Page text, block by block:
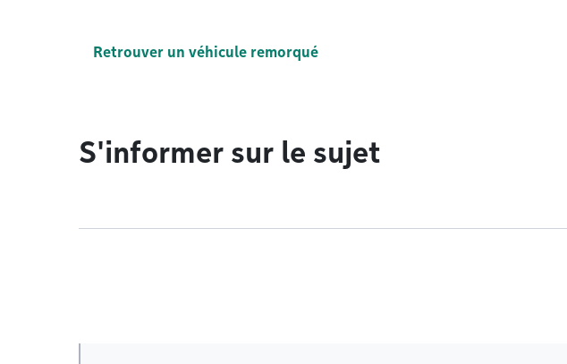
Retrouver un véhicule remorqué
S'informer sur le sujet